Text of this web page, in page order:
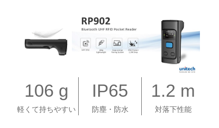
106 g
軽くて持ちやすい
IP65
防塵・防水
1.2 m
対落下性能